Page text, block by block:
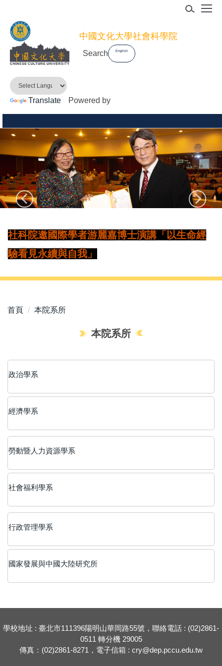
主
容
區
中國文化大學社會科學院
Search English
Powered by
Translate
社科院邀國際學者游麗嘉博士演講「以生命經
驗看見永續與自我」
首頁 本院系所
本院系所
政治學系
經濟學系
勞動暨人力資源學系
社會福利學系
行政管理學系
國家發展與中國大陸研究所
學校地址 : 臺北市111396陽明山華岡路55號，聯絡電話 : (02)2861-
0511 轉分機 29005
傳真：(02)2861-8271，電子信箱 : cry@dep.pccu.edu.tw